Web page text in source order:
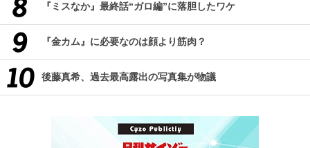
『ミスなか』最終話“ガロ編”に落胆したワケ
『金カム』に必要なのは顔より筋肉？
後藤真希、過去最高露出の写真集が物議